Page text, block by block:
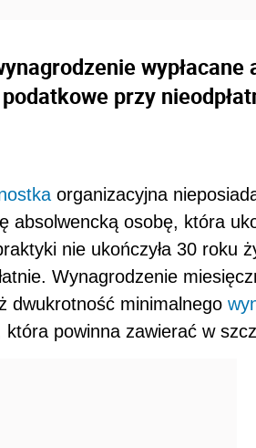
wypłacane
przy
organizacyjna
absolwencką osobę, która
nie ukończyła 30 roku
Wynagrodzenie
dwukrotność minimalnego
powinna zawierać w